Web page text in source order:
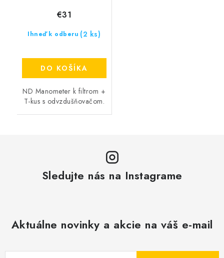
Ihneď k odberu (2 ks)
€31
DO KOŠÍKA
ND Manometer k filtrom +
T-kus s odvzdušňovačom.
Sledujte nás na Instagrame
Aktuálne novinky a akcie na váš e-mail